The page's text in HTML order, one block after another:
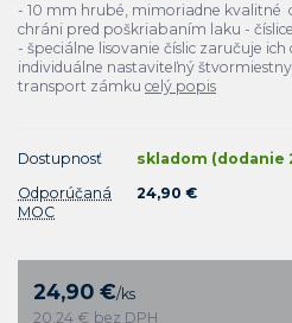
- 10 mm hrubé, mimoriadne kvalitné
chráni pred poškriabaním laku -
- špeciálne lisovanie číslic zaručuje
individuálne nastaviteľný
transport zámku celý popis
Dostupnosť
skladom (dodanie
Odporúčaná
MOC
24,90 €
24,90 €/ks
20,24 € bez DPH